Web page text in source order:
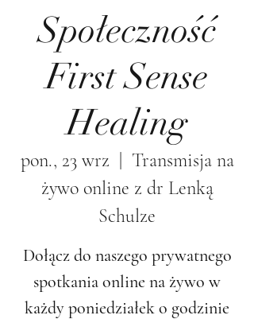
Społeczność
First Sense
Healing
pon., 23 wrz
Transmisja na
żywo online z dr Lenką
Schulze
Dołącz do naszego prywatnego
spotkania online na żywo w
każdy poniedziałek o godzinie